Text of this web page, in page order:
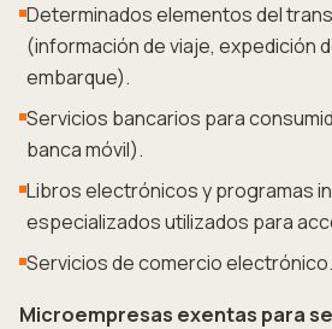
Determinados elementos del
(información de viaje, expedición
embarque).
Servicios bancarios para
banca móvil).
Libros electrónicos y programas
especializados utilizados para
Servicios de comercio electrónico.
Microempresas exentas para